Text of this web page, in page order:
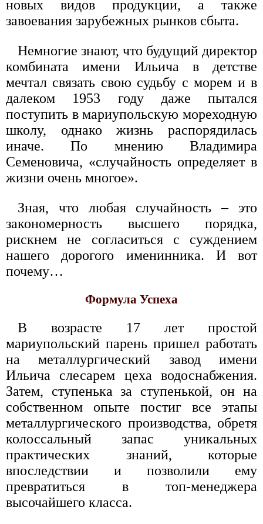
новых видов продукции, а также
завоевания зарубежных рынков сбыта.
Немногие знают, что будущий директор
комбината имени Ильича в детстве
мечтал связать свою судьбу с морем и в
далеком 1953 году даже пытался
поступить в мариупольскую мореходную
школу, однако жизнь распорядилась
иначе. По мнению Владимира
Семеновича, «случайность определяет в
жизни очень многое».
Зная, что любая случайность – это
закономерность высшего порядка,
рискнем не согласиться с суждением
нашего дорогого именинника. И вот
почему…
Формула Успеха
В возрасте 17 лет простой
мариупольский парень пришел работать
на металлургический завод имени
Ильича слесарем цеха водоснабжения.
Затем, ступенька за ступенькой, он на
собственном опыте постиг все этапы
металлургического производства, обретя
колоссальный запас уникальных
практических знаний, которые
впоследствии и позволили ему
превратиться в топ-менеджера
высочайшего класса.